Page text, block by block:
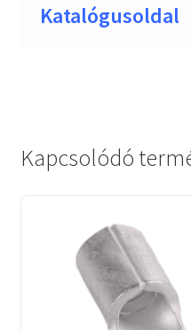
Katalógusoldal
Kapcsolódó